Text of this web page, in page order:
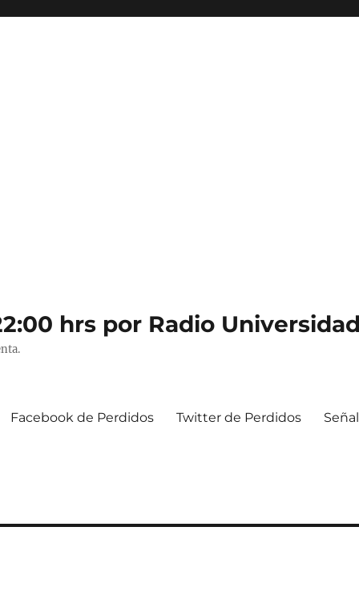
hrs por Radio
Facebook de Perdidos Twitter de Perdidos